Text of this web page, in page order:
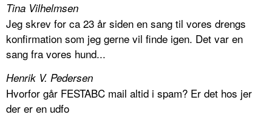
Tina Vilhelmsen
Jeg skrev for ca 23 år siden en sang til vores drengs
konfirmation som jeg gerne vil finde igen. Det var en
sang fra vores hund...
Henrik V. Pedersen
Hvorfor går FESTABC mail altid i spam? Er det hos jer
der er en udfo